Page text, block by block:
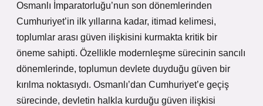
Osmanlı İmparatorluğu’nun son dönemlerinden
Cumhuriyet’in ilk yıllarına kadar, itimad kelimesi,
toplumlar arası güven ilişkisini kurmakta kritik bir
öneme sahipti. Özellikle modernleşme sürecinin sancılı
dönemlerinde, toplumun devlete duyduğu güven bir
kırılma noktasıydı. Osmanlı’dan Cumhuriyet’e geçiş
sürecinde, devletin halkla kurduğu güven ilişkisi